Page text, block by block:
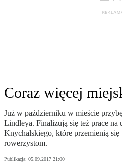
Coraz więcej
Już w październiku w mieście
Lindleya. Finalizują się też prace na
Knychalskiego, które przemienią
rowerzystom.
Publikacja: 05.09.2017 21:00